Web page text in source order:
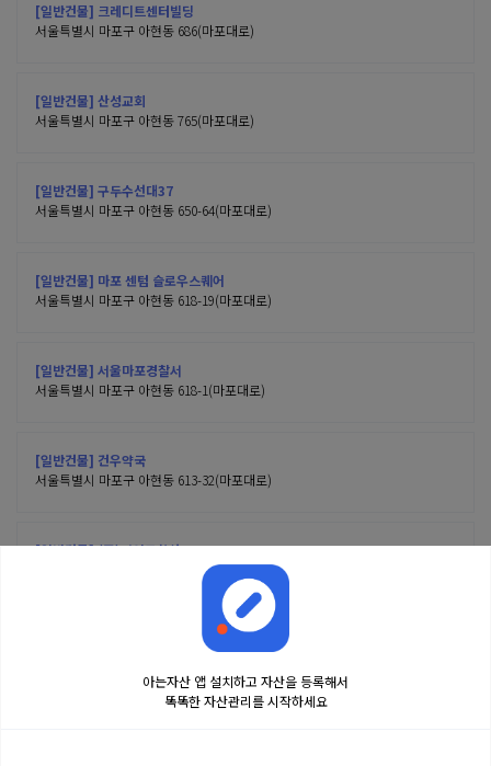
[일반건물] 크레디트센터빌딩
서울특별시 마포구 아현동 686(마포대로)
[일반건물] 산성교회
서울특별시 마포구 아현동 765(마포대로)
[일반건물] 구두수선대37
서울특별시 마포구 아현동 650-64(마포대로)
[일반건물] 마포 센텀 슬로우스퀘어
서울특별시 마포구 아현동 618-19(마포대로)
[일반건물] 서울마포경찰서
서울특별시 마포구 아현동 618-1(마포대로)
[일반건물] 건우약국
서울특별시 마포구 아현동 613-32(마포대로)
[일반건물] (주)영인문화사
서울특별시 마포구 아현동 613-28(마포대로)
아는자산 앱 설치하고 자산을 등록해서
똑똑한 자산관리를 시작하세요